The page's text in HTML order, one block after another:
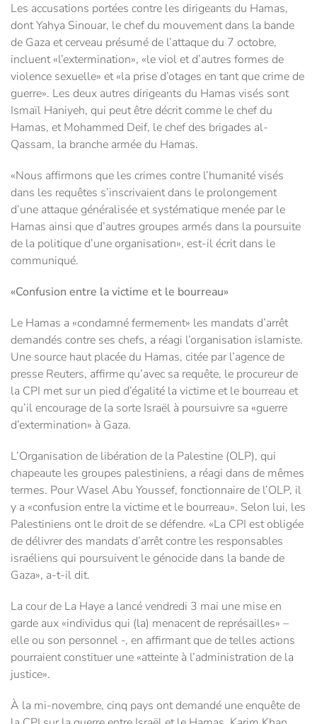
Les accusations portées contre les dirigeants du Hamas,
dont Yahya Sinouar, le chef du mouvement dans la bande
de Gaza et cerveau présumé de l’attaque du 7 octobre,
incluent «l’extermination», «le viol et d’autres formes de
violence sexuelle» et «la prise d’otages en tant que crime de
guerre». Les deux autres dirigeants du Hamas visés sont
Ismaïl Haniyeh, qui peut être décrit comme le chef du
Hamas, et Mohammed Deif, le chef des brigades al-
Qassam, la branche armée du Hamas.
«Nous affirmons que les crimes contre l’humanité visés
dans les requêtes s’inscrivaient dans le prolongement
d’une attaque généralisée et systématique menée par le
Hamas ainsi que d’autres groupes armés dans la poursuite
de la politique d’une organisation», est-il écrit dans le
communiqué.
«Confusion entre la victime et le bourreau»
Le Hamas a «condamné fermement» les mandats d’arrêt
demandés contre ses chefs, a réagi l’organisation islamiste.
Une source haut placée du Hamas, citée par l’agence de
presse Reuters, affirme qu’avec sa requête, le procureur de
la CPI met sur un pied d’égalité la victime et le bourreau et
qu’il encourage de la sorte Israël à poursuivre sa «guerre
d’extermination» à Gaza.
L’Organisation de libération de la Palestine (OLP), qui
chapeaute les groupes palestiniens, a réagi dans de mêmes
termes. Pour Wasel Abu Youssef, fonctionnaire de l’OLP, il
y a «confusion entre la victime et le bourreau». Selon lui, les
Palestiniens ont le droit de se défendre. «La CPI est obligée
de délivrer des mandats d’arrêt contre les responsables
israéliens qui poursuivent le génocide dans la bande de
Gaza», a-t-il dit.
La cour de La Haye a lancé vendredi 3 mai une mise en
garde aux «individus qui (la) menacent de représailles» –
elle ou son personnel -, en affirmant que de telles actions
pourraient constituer une «atteinte à l’administration de la
justice».
À la mi-novembre, cinq pays ont demandé une enquête de